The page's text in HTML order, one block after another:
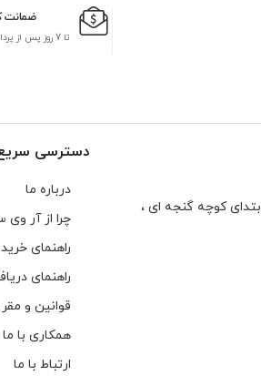
ضمانت
تا 7 روز پس از پرداخت سفارش
كوچه گنجه ای ،
دسترسی
درباره ما
چرا از آر
راهنمای خرید
راهنمای
قوانین و
همکاری با ما
ارتباط با ما